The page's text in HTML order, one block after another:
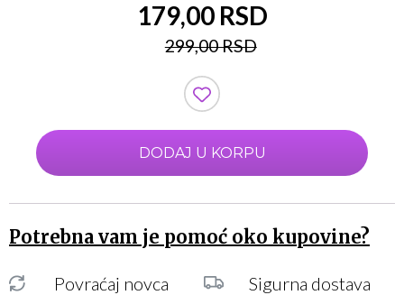
179,00 RSD
299,00 RSD
DODAJ U KORPU
Potrebna vam je pomoć oko kupovine?
Povraćaj novca
Sigurna dostava